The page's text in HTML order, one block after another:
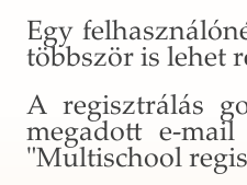
Egy
több­ször is lehet
A re­giszt­rá­lás
meg­adott e-
"Mul­tis­cho­ol